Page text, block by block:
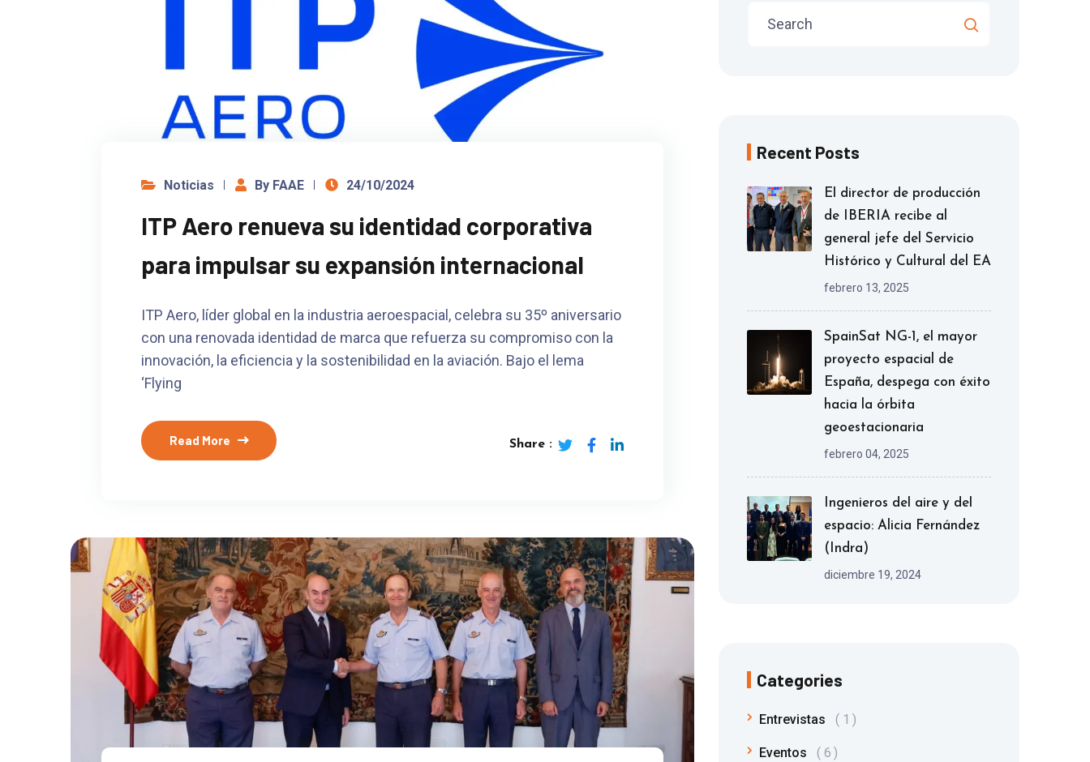
Noticias By FAAE 24/10/2024
ITP Aero renueva su identidad corporativa
para impulsar su expansión internacional
ITP Aero, líder global en la industria aeroespacial, celebra su 35º aniversario
con una renovada identidad de marca que refuerza su compromiso con la
innovación, la eficiencia y la sostenibilidad en la aviación. Bajo el lema
‘Flying
Read More Share :
Recent Posts
El director de producción
de IBERIA recibe al
general jefe del Servicio
Histórico y Cultural del EA
febrero 13, 2025
SpainSat NG-1, el mayor
proyecto espacial de
España, despega con éxito
hacia la órbita
geoestacionaria
febrero 04, 2025
Ingenieros del aire y del
espacio: Alicia Fernández
(Indra)
diciembre 19, 2024
Categories
Entrevistas 1
Eventos 6